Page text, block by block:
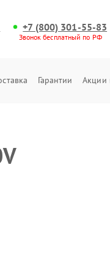
+7 (800) 301-55-83
Звонок бесплатный по РФ
Гарантии Акции